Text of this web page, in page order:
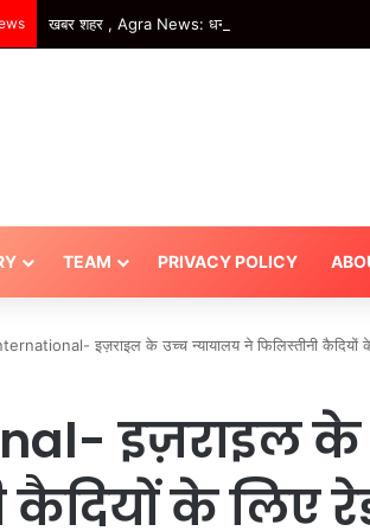
खबर शहर , Agra News: धनौली एयरपोर्ट रोड पर
TEAM PRIVACY POLICY
इज़राइल के उच्च न्यायालय ने फिलिस्तीनी कैदियों
इज़राइल के
कैदियों के लिए